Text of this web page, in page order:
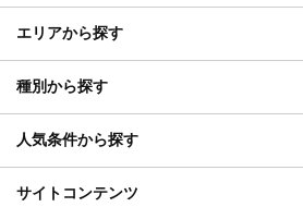
エリアから探す
種別から探す
人気条件から探す
サイトコンテンツ